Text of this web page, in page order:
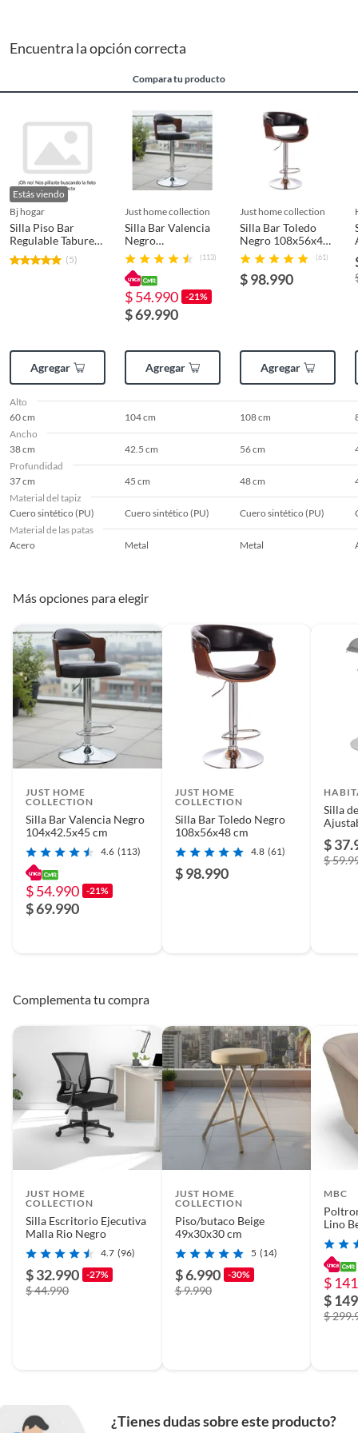
Encuentra la opción correcta
Compara tu producto
Estás viendo
bj hogar
Silla Piso Bar
Regulable Taburete
Con Respaldo
MaderaEcocuero
(5)
Agregar
just home collection
Silla Bar Valencia
Negro
104x42.5x45 cm(113)
$ 54.990 -21%
$ 69.990
Agregar
just home collection
Silla Bar Toledo
Negro 108x56x48
cm
(61)
$ 98.990
Agregar
Alto
60 cm
104 cm 108 cm
Ancho
38 cm
42.5 cm 56 cm
Profundidad
37 cm
45 cm 48 cm
Material del tapiz
Cuero sintético (PU)
Cuero sintético (PU) Cuero sintético (PU)
Material de las patas
Acero
Metal Metal
Más opciones para elegir
JUST HOME
COLLECTION
Silla Bar Valencia Negro
104x42.5x45 cm
4.6 (113)
$ 54.990 -21%
$ 69.990
JUST HOME
COLLECTION
Silla Bar Toledo Negro
108x56x48 cm
4.8 (61)
$ 98.990
Silla
$
$
Complementa tu compra
JUST HOME
COLLECTION
Silla Escritorio Ejecutiva
Malla Rio Negro
4.7 (96)
$ 32.990 -27%
$ 44.990
JUST HOME
COLLECTION
Piso/butaco Beige
49x30x30 cm
5 (14)
$ 6.990 -30%
$ 9.990
MBC
Lino
$
$
$
¿Tienes dudas sobre este producto?